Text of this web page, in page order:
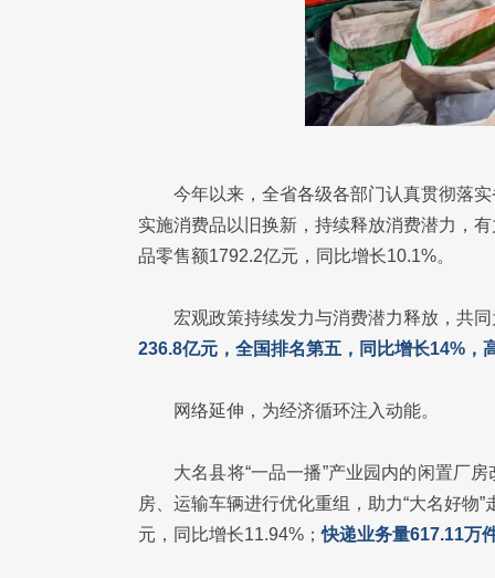
今年以来，全省各级各部门认真贯彻落
实施消费品以旧换新，持续释放消费潜力，
品零售额1792.2亿元，同比增长10.1%。
宏观政策持续发力与消费潜力释放，共
236.8亿元，全国排名第五，同比增长14%，
网络延伸，为经济循环注入动能。
大名县将“一品一播”产业园内的闲置厂
房、运输车辆进行优化重组，助力“大名好物
元，同比增长11.94%；快递业务量617.11万